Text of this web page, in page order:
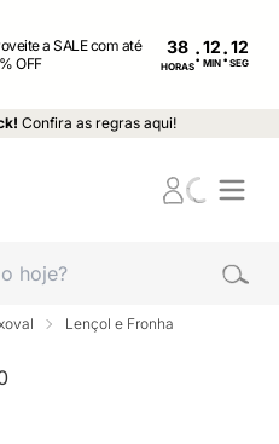
a SALE com até
OFF
38
HORAS: MIN : SEG
Confira as regras aqui!
Lençol e Fronha